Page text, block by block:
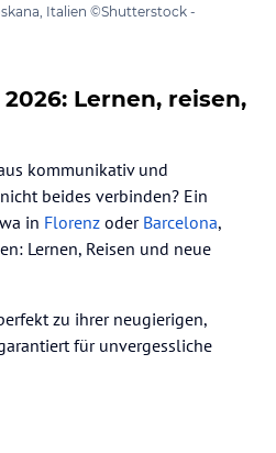
Italien ©Shutterstock -
Lernen, reisen,
kommunikativ und
beides verbinden? Ein
in Florenz oder Barcelona,
Lernen, Reisen und neue
zu ihrer neugierigen,
für unvergessliche